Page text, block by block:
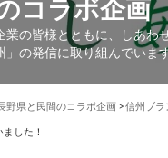
コラボ企画
の皆様とともに、しあ
の発信に取り組んでいます
野県と民間のコラボ企画 >信州ブラ
した！